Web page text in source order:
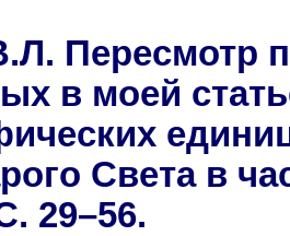
Пересмотр
в моей
Света в
29–56.